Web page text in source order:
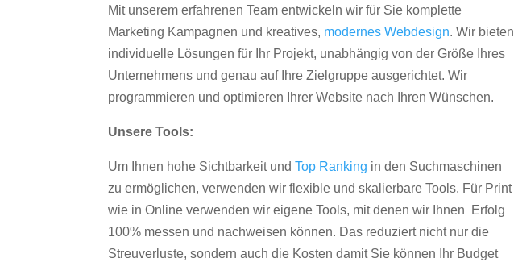
Mit unserem erfahrenen Team entwickeln wir für Sie komplette
Marketing Kampagnen und kreatives, modernes Webdesign. Wir bieten
individuelle Lösungen für Ihr Projekt, unabhängig von der Größe Ihres
Unternehmens und genau auf Ihre Zielgruppe ausgerichtet. Wir
programmieren und optimieren Ihrer Website nach Ihren Wünschen.
Unsere Tools:
Um Ihnen hohe Sichtbarkeit undTop Ranking in den Suchmaschinen
zu ermöglichen, verwenden wir flexible und skalierbare Tools. Für Print
wie in Online verwenden wir eigene Tools, mit denen wir Ihnen Erfolg
100% messen und nachweisen können. Das reduziert nicht nur die
Streuverluste, sondern auch die Kosten damit Sie können Ihr Budget